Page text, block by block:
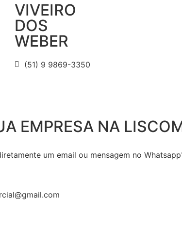
VIVEIRO
DOS
WEBER
(51) 9 9869-3350
EMPRESA NA
um email ou mensagem no